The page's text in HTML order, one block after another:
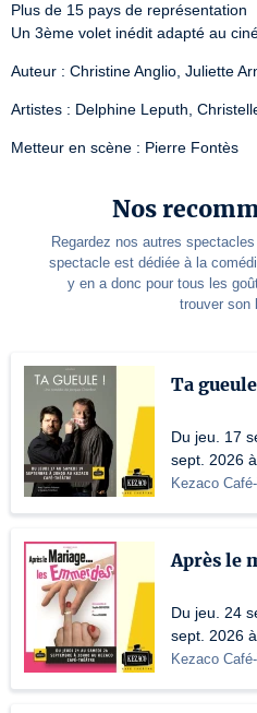
Plus de 15 pays de représentation
Un 3ème volet inédit adapté au
Auteur : Christine Anglio, Juliette
Artistes : Delphine Leputh,
Metteur en scène : Pierre Fontès
Nos
Regardez nos autres
spectacle est dédiée à la
y en a donc pour tous les
trouver son
Ta
Du jeu. 17
sept. 2026
Kezaco
Après le
Du jeu. 24
sept. 2026
Kezaco